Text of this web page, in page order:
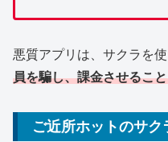
悪質アプリは、サクラを
員を騙し、課金させるこ
ご近所ホットのサク